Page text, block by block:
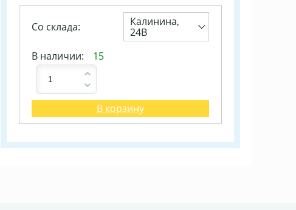
Со склада:
Калинина,
24В
В наличии:
15
В корзину